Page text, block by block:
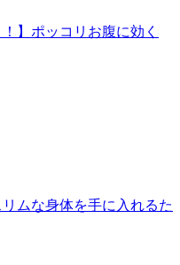
】ポッコリお腹に効く
ムな身体を手に入れるた